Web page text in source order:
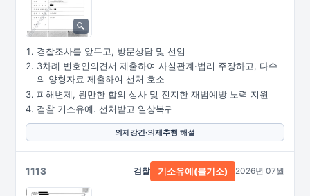
경찰조사를 앞두고, 방문상담 및 선임
3차례 변호인의견서 제출하여 사실관계·법리 주장하고, 다수
의 양형자료 제출하여 선처 호소
피해변제, 원만한 합의 성사 및 진지한 재범예방 노력 지원
검찰 기소유예. 선처받고 일상복귀
의제강간·의제추행 해설
1113 검찰 기소유예(불기소) 2026년 07월